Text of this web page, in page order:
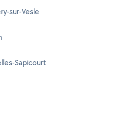
sur-Vesle
Sapicourt